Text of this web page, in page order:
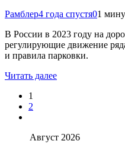
Рамблер4 года спустя01
В России в 2023 году на
регулирующие движение
и правила парковки.
Читать далее
1
2
Август 2026